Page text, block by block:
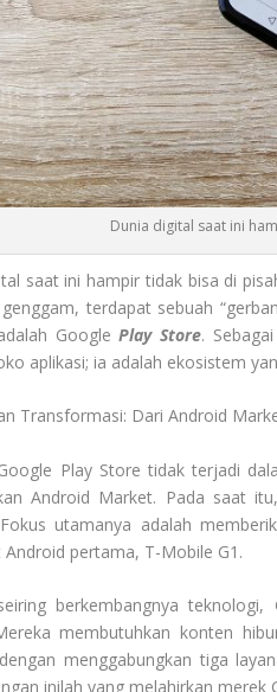
Dunia digital saat ini
saat ini hampir tidak bisa di
terdapat sebuah
GooglePlay Store.
aplikasi; ia adalah ekosistem
Transformasi: Dari Android
Play Store tidak terjadi
Android Market. Pada saat
utamanya adalah
Android pertama, T-Mobile G1.
berkembangnya
membutuhkan konten
menggabungkan tiga
inilah yang melahirkan merek